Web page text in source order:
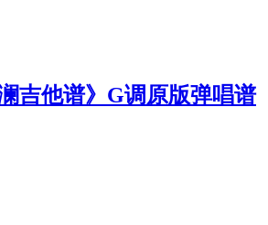
吉他谱》G调原版弹唱谱